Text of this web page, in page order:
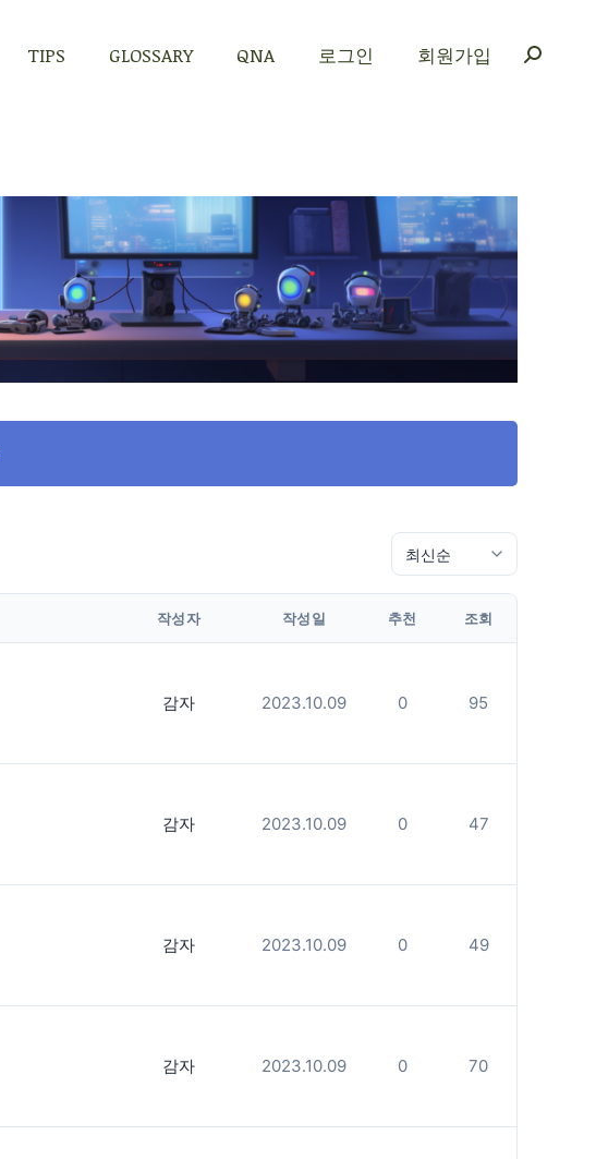
TIPS GLOSSARY QNA 로그인 회원가입
작성자 작성일 추천 조회
감자 2023.10.09 0 95
감자 2023.10.09 0 47
감자 2023.10.09 0 49
감자 2023.10.09 0 70
로그인 회원가입